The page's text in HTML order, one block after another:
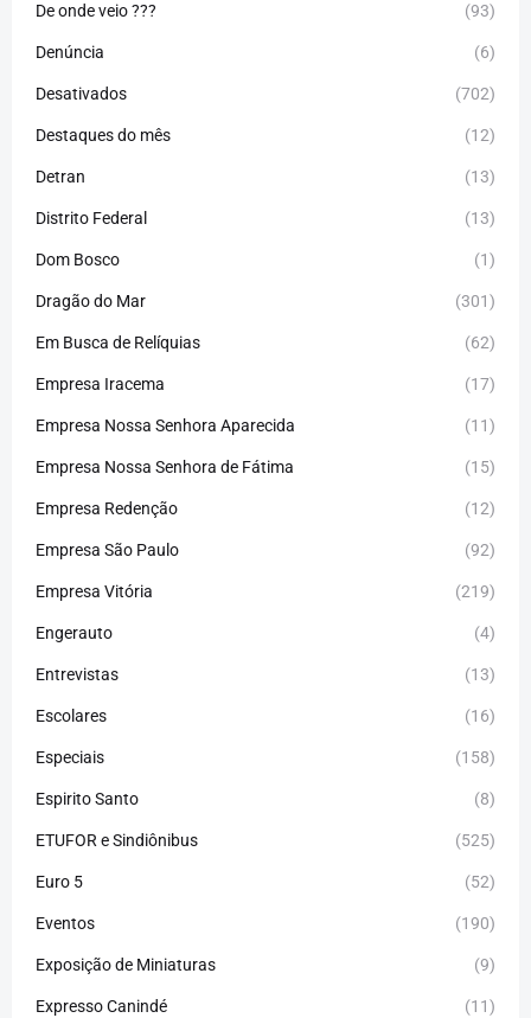
De onde veio ??? (93)
Denúncia (6)
Desativados (702)
Destaques do mês (12)
Detran (13)
Distrito Federal (13)
Dom Bosco (1)
Dragão do Mar (301)
Em Busca de Relíquias (62)
Empresa Iracema (17)
Empresa Nossa Senhora Aparecida (11)
Empresa Nossa Senhora de Fátima (15)
Empresa Redenção (12)
Empresa São Paulo (92)
Empresa Vitória (219)
Engerauto (4)
Entrevistas (13)
Escolares (16)
Especiais (158)
Espirito Santo (8)
ETUFOR e Sindiônibus (525)
Euro 5 (52)
Eventos (190)
Exposição de Miniaturas (9)
Expresso Canindé (11)